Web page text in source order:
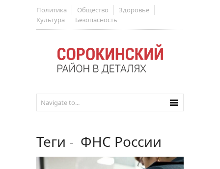
Политика Общество
Здоровье
Культура
Безопасность
Теги - ФНС России